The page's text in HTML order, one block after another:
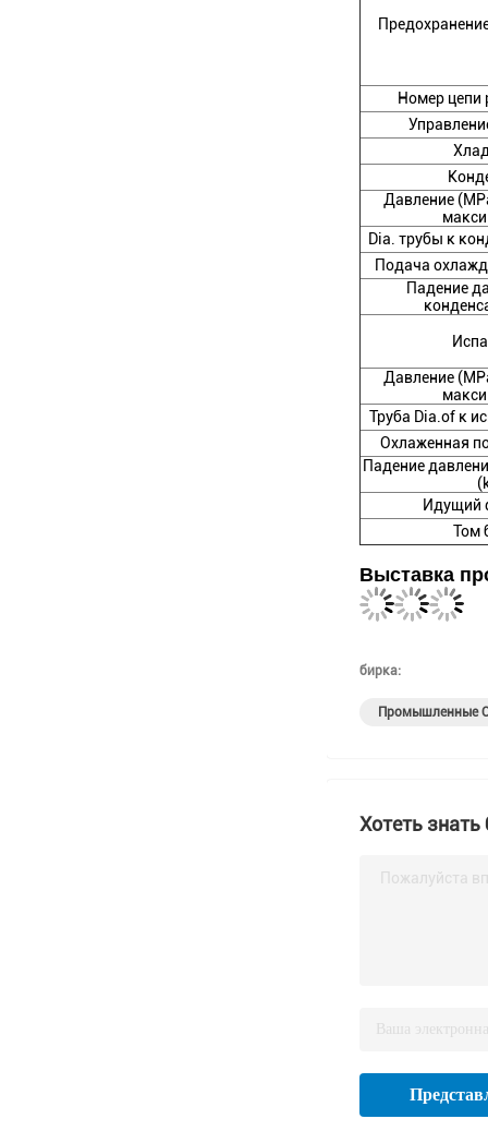
Номер цепи
Давление
Dia. трубы к
Подача
Падение
Давление
Труба Dia.of к
Охлаженная
Падение
Идущий
Том
Выставка
бирка:
Промышленные
Хотеть
Пожалуйста